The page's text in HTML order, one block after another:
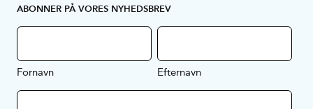
ABONNER PÅ VORES NYHEDSBREV
Fornavn Efternavn